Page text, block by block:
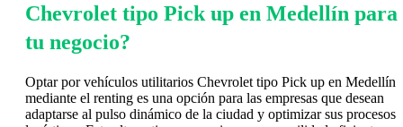
Chevrolet tipo Pick up en Medellín para
tu negocio?
Optar por vehículos utilitarios Chevrolet tipo Pick up en Medellín
mediante el renting es una opción para las empresas que desean
adaptarse al pulso dinámico de la ciudad y optimizar sus procesos